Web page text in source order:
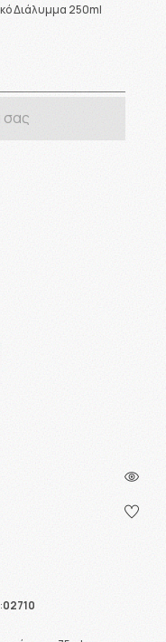
Διάλυμμα 250ml
σας
02710